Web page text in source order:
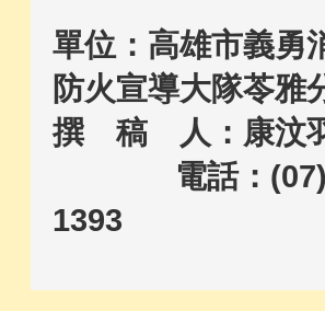
單位：高雄市義勇
防火宣導大隊苓雅
撰 稿 人：康汶羽
電話：
1393